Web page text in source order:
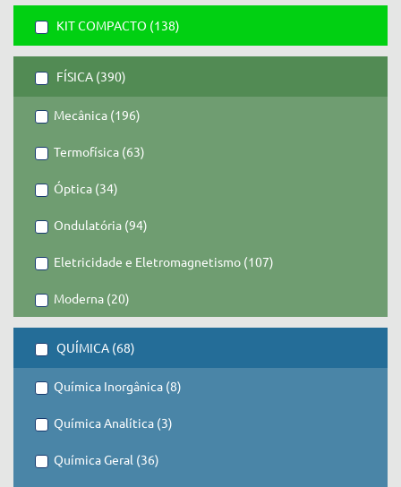
KIT COMPACTO (138)
FÍSICA (390)
Mecânica (196)
Termofísica (63)
Óptica (34)
Ondulatória (94)
Eletricidade e Eletromagnetismo (107)
Moderna (20)
QUÍMICA (68)
Química Inorgânica (8)
Química Analítica (3)
Química Geral (36)